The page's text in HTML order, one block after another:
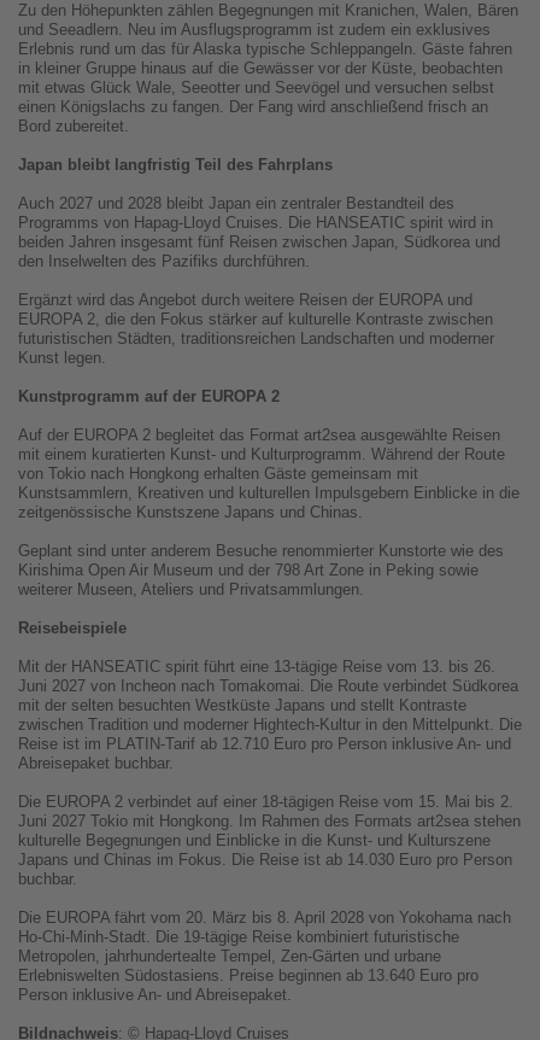
Zu den Höhepunkten zählen Begegnungen mit Kranichen, Walen, Bären
und Seeadlern. Neu im Ausflugsprogramm ist zudem ein exklusives
Erlebnis rund um das für Alaska typische Schleppangeln. Gäste fahren
in kleiner Gruppe hinaus auf die Gewässer vor der Küste, beobachten
mit etwas Glück Wale, Seeotter und Seevögel und versuchen selbst
einen Königslachs zu fangen. Der Fang wird anschließend frisch an
Bord zubereitet.
Japan bleibt langfristig Teil des Fahrplans
Auch 2027 und 2028 bleibt Japan ein zentraler Bestandteil des
Programms von Hapag-Lloyd Cruises. Die HANSEATIC spirit wird in
beiden Jahren insgesamt fünf Reisen zwischen Japan, Südkorea und
den Inselwelten des Pazifiks durchführen.
Ergänzt wird das Angebot durch weitere Reisen der EUROPA und
EUROPA 2, die den Fokus stärker auf kulturelle Kontraste zwischen
futuristischen Städten, traditionsreichen Landschaften und moderner
Kunst legen.
Kunstprogramm auf der EUROPA 2
Auf der EUROPA 2 begleitet das Format art2sea ausgewählte Reisen
mit einem kuratierten Kunst- und Kulturprogramm. Während der Route
von Tokio nach Hongkong erhalten Gäste gemeinsam mit
Kunstsammlern, Kreativen und kulturellen Impulsgebern Einblicke in die
zeitgenössische Kunstszene Japans und Chinas.
Geplant sind unter anderem Besuche renommierter Kunstorte wie des
Kirishima Open Air Museum und der 798 Art Zone in Peking sowie
weiterer Museen, Ateliers und Privatsammlungen.
Reisebeispiele
Mit der HANSEATIC spirit führt eine 13-tägige Reise vom 13. bis 26.
Juni 2027 von Incheon nach Tomakomai. Die Route verbindet Südkorea
mit der selten besuchten Westküste Japans und stellt Kontraste
zwischen Tradition und moderner Hightech-Kultur in den Mittelpunkt. Die
Reise ist im PLATIN-Tarif ab 12.710 Euro pro Person inklusive An- und
Abreisepaket buchbar.
Die EUROPA 2 verbindet auf einer 18-tägigen Reise vom 15. Mai bis 2.
Juni 2027 Tokio mit Hongkong. Im Rahmen des Formats art2sea stehen
kulturelle Begegnungen und Einblicke in die Kunst- und Kulturszene
Japans und Chinas im Fokus. Die Reise ist ab 14.030 Euro pro Person
buchbar.
Die EUROPA fährt vom 20. März bis 8. April 2028 von Yokohama nach
Ho-Chi-Minh-Stadt. Die 19-tägige Reise kombiniert futuristische
Metropolen, jahrhundertealte Tempel, Zen-Gärten und urbane
Erlebniswelten Südostasiens. Preise beginnen ab 13.640 Euro pro
Person inklusive An- und Abreisepaket.
Bildnachweis: © Hapag-Lloyd Cruises